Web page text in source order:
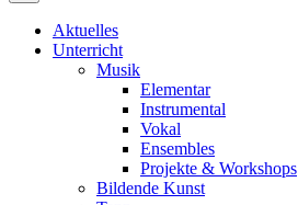
Aktuelles
Unterricht
Musik
Elementar
Instrumental
Vokal
Ensembles
Projekte & Workshops
Bildende Kunst